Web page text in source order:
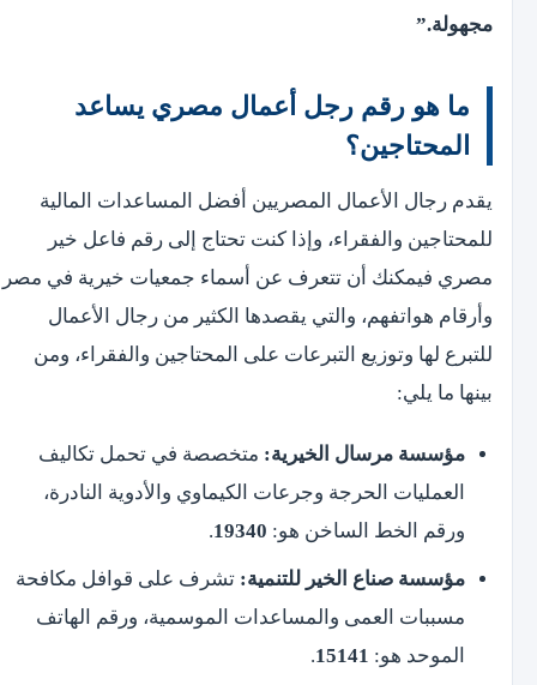
مجهولة.”
ما هو رقم رجل أعمال مصري يساعد
المحتاجين؟
يقدم رجال الأعمال المصريين أفضل المساعدات المالية
للمحتاجين والفقراء، وإذا كنت تحتاج إلى رقم فاعل خير
مصري فيمكنك أن تتعرف عن أسماء جمعيات خيرية في مصر
وأرقام هواتفهم، والتي يقصدها الكثير من رجال الأعمال
للتبرع لها وتوزيع التبرعات على المحتاجين والفقراء، ومن
بينها ما يلي:
مؤسسة مرسال الخيرية: متخصصة في تحمل تكاليف
العمليات الحرجة وجرعات الكيماوي والأدوية النادرة،
ورقم الخط الساخن هو: 19340
.
مؤسسة صناع الخير للتنمية: تشرف على قوافل مكافحة
مسببات العمى والمساعدات الموسمية، ورقم الهاتف
الموحد هو: 15141
.